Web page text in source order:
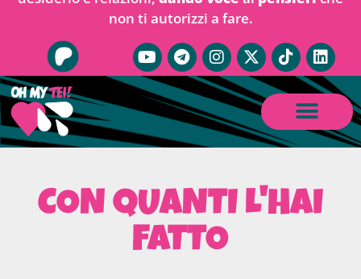
non ti autorizzi a fare.
CON QUANTI L'HAI
FATTO